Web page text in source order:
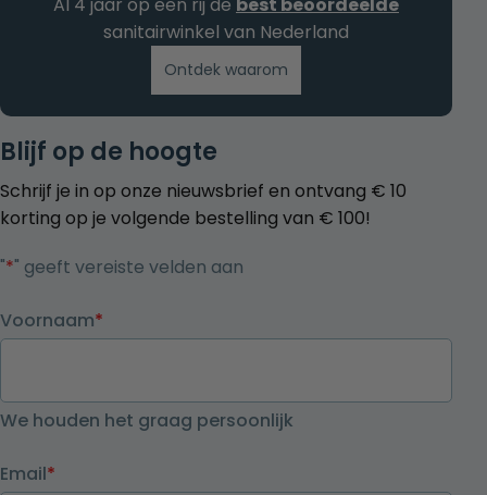
Blijf op de hoogte
Schrijf je in op onze nieuwsbrief en ontvang € 10
korting op je volgende bestelling van € 100!
"*" geeft vereiste velden aan
Voornaam*
We houden het graag persoonlijk
Email*
sanitairwinkel van Nederland
Ontdek waarom